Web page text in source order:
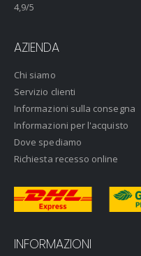
4,9/5
AZIENDA
Chi siamo
Servizio clienti
Informazioni sulla consegna
Informazioni per l'acquisto
Dove spediamo
Richiesta recesso online
INFORMAZIONI